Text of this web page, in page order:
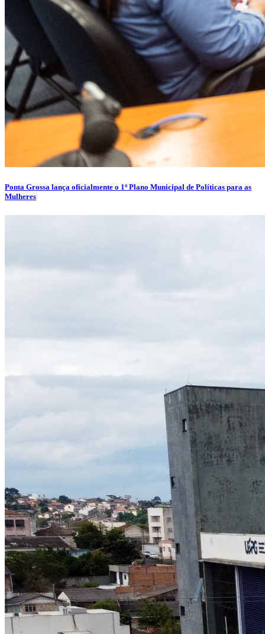
Ponta Grossa lança oficialmente o 1º Plano Municipal de Políticas para as
Mulheres